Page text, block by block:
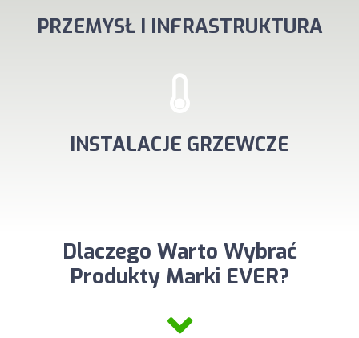
PRZEMYSŁ I INFRASTRUKTURA
INSTALACJE GRZEWCZE
Dlaczego Warto Wybrać
Produkty Marki EVER?